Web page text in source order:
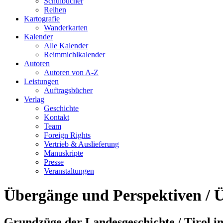
Reihen
Kartografie
Wanderkarten
Kalender
Alle Kalender
Reimmichlkalender
Autoren
Autoren von A-Z
Leistungen
Auftragsbücher
Verlag
Geschichte
Kontakt
Team
Foreign Rights
Vertrieb & Auslieferung
Manuskripte
Presse
Veranstaltungen
Übergänge und Perspektiven /